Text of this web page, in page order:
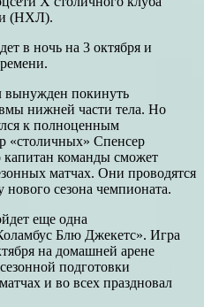
(НХЛ).
в ночь на 3 октября и
вынужден покинуть
нижней части тела. Но
к полноценным
«столичных» Спенсер
капитан команды сможет
матчах. Они проводятся
нового сезона чемпионата.
еще одна
Блю Джекетс». Игра
на домашней арене
подготовки
и во всех праздновал